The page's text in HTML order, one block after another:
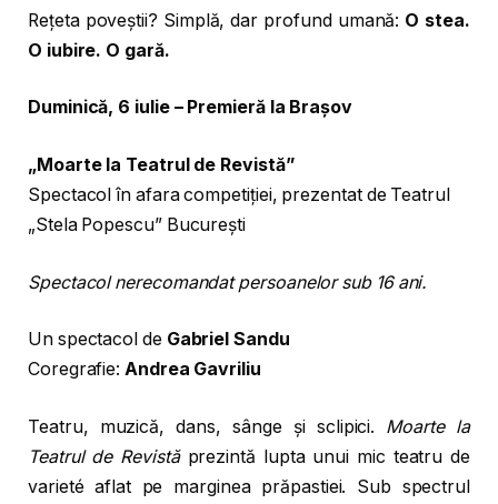
Rețeta poveștii? Simplă, dar profund umană: O stea.
O iubire. O gară.
Duminică, 6 iulie –Premieră la Brașov
„Moarte la Teatrul de Revistă”
Spectacol în afara competiției, prezentat de Teatrul
„Stela Popescu” București
Spectacol nerecomandat persoanelor sub 16 ani.
Un spectacol de Gabriel Sandu
Coregrafie:Andrea Gavriliu
Teatru, muzică, dans, sânge și sclipici. Moarte la
Teatrul de Revistăprezintă lupta unui mic teatru de
varieté aflat pe marginea prăpastiei. Sub spectrul